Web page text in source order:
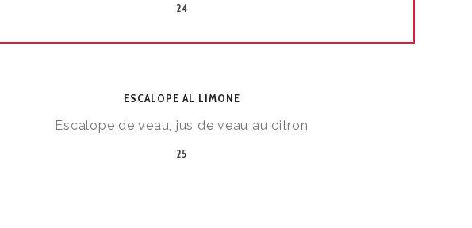
24
ESCALOPE AL LIMONE
Escalope de veau, jus de veau au citron
25